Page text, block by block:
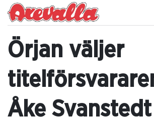
Örjan väljer
Åke